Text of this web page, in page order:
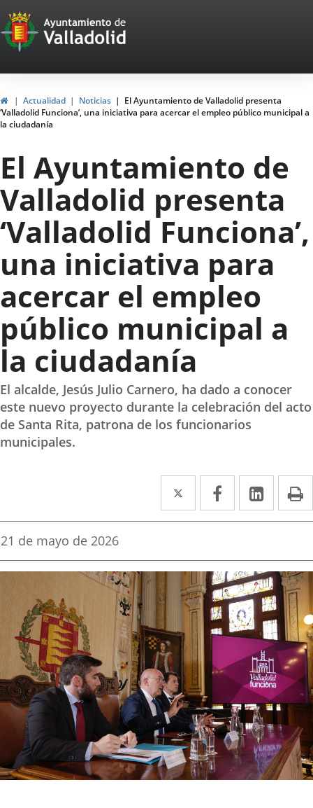
Portal
Web
del
Ayuntamiento
de
Valladolid
InicioActualidad Noticias
El Ayuntamiento de Valladolid presenta
‘Valladolid Funciona’, una iniciativa para acercar el empleo público municipal a
la ciudadanía
El Ayuntamiento de
Valladolid presenta
‘Valladolid Funciona’,
una iniciativa para
acercar el empleo
público municipal a
la ciudadanía
El alcalde, Jesús Julio Carnero, ha dado a conocer
este nuevo proyecto durante la celebración del acto
de Santa Rita, patrona de los funcionarios
municipales.
Twitter
Enlace
a
aplicación
externa.
Facebook
Enlace
a
aplicación
externa.
Enlace
a
Fecha
la
noticia
21 de mayo de 2026